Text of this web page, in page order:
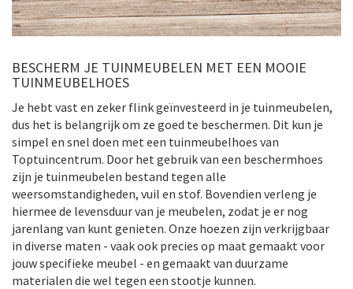
BESCHERM JE TUINMEUBELEN MET EEN MOOIE
TUINMEUBELHOES
Je hebt vast en zeker flink geïnvesteerd in je tuinmeubelen,
dus het is belangrijk om ze goed te beschermen. Dit kun je
simpel en snel doen met een tuinmeubelhoes van
Toptuincentrum. Door het gebruik van een beschermhoes
zijn je tuinmeubelen bestand tegen alle
weersomstandigheden, vuil en stof. Bovendien verleng je
hiermee de levensduur van je meubelen, zodat je er nog
jarenlang van kunt genieten. Onze hoezen zijn verkrijgbaar
in diverse maten - vaak ook precies op maat gemaakt voor
jouw specifieke meubel - en gemaakt van duurzame
materialen die wel tegen een stootje kunnen.